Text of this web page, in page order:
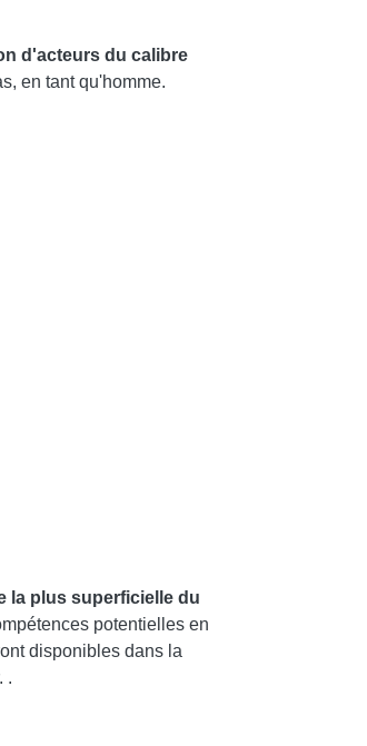
d'acteurs du calibre
en tant qu'homme.
la plus superficielle du
potentielles en
disponibles dans la
.